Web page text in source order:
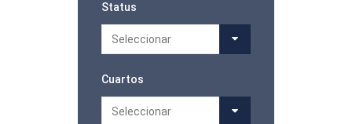
Status
Seleccionar
Cuartos
Seleccionar